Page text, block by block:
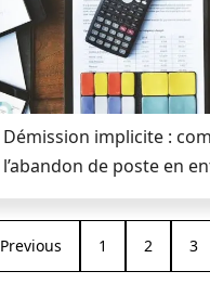
Démission implicite :
l’abandon de poste en
Previous 1 2 3